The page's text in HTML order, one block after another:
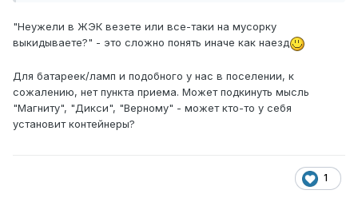
"Неужели в ЖЭК везете или все-таки на мусорку
выкидываете?" - это сложно понять иначе как наезд
Для батареек/ламп и подобного у нас в поселении, к
сожалению, нет пункта приема. Может подкинуть мысль
"Магниту", "Дикси", "Верному" - может кто-то у себя
установит контейнеры?
1